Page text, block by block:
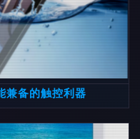
兼备的触控利器